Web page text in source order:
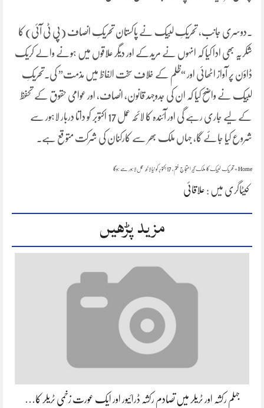
۔دوسری جانب، تحریکِ لبیک نے پاکستان تحریکِ انصاف (پی ٹی آئی) کا
شکریہ بھی ادا کیا کہ انہوں نے مریدکے اور دیگر علاقوں میں ہونے والے کریک
ڈاؤن پر آواز اٹھائی اور “ظلم کے خلاف سخت الفاظ میں مذمت” کی۔تحریکِ
لبیک نے واضح کیا کہ ان کی جدوجہد قانون، انصاف، اور عوامی حقوق کے تحفظ
کے لیے جاری رہے گی اور آئندہ کا لائحہ عمل 17 اکتوبر کو داتا دربار لاہور سے
شروع کیا جائے گا، جہاں ملک بھر سے کارکنان کی شرکت متوقع ہے۔
Home
»تحریکِ لبیک کا ملک گیر احتجاج ختم، 17 اکتوبر کو نیا لائحہ عمل لاہور سے ہوگا
کیٹاگری میں : علاقائی
مزید پڑھیں
جہلم رکشہ اور ٹریلر میں تصادم رکشہ ڈرائیور اور ایک عورت زخمی ٹریلر کا…